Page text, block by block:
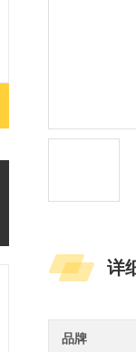
详
品牌